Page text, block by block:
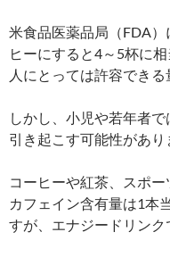
米食品医薬品局（FDA
ヒーにすると4～5杯に
人にとっては許容できる
しかし、小児や若年者
引き起こす可能性があり
コーヒーや紅茶、スポ
カフェイン含有量は1本
すが、エナジードリンク